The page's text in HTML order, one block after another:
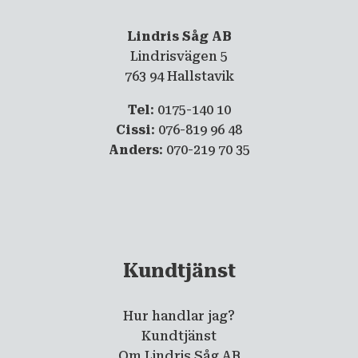
Lindris Såg AB
Lindrisvägen 5
763 94 Hallstavik
Tel: 0175-140 10
Cissi: 076-819 96 48
Anders: 070-219 70 35
Kundtjänst
Hur handlar jag?
Kundtjänst